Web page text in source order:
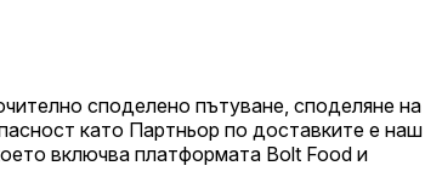
споделено пътуване, споделяне на
като Партньор по доставките е наш
включва платформата Bolt Food и